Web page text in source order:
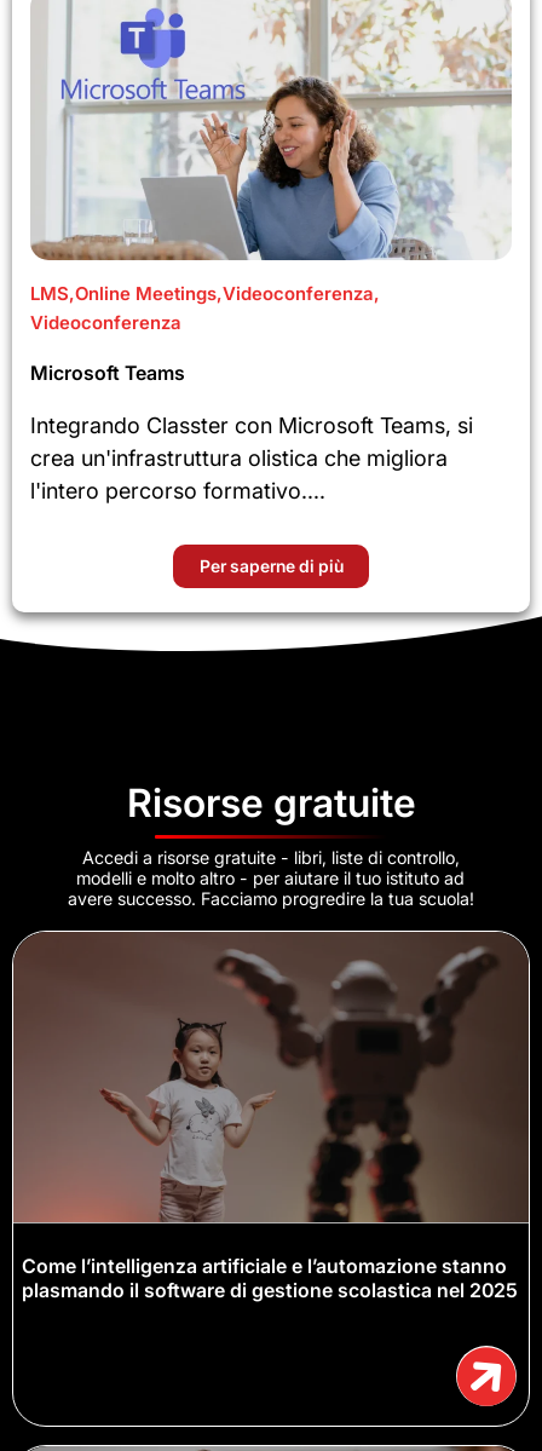
LMS,Online Meetings,Videoconferenza,
Videoconferenza
Microsoft Teams
Integrando Classter con Microsoft Teams, si
crea un'infrastruttura olistica che migliora
l'intero percorso formativo....
Per saperne di più
Risorse gratuite
Accedi a risorse gratuite - libri, liste di controllo,
modelli e molto altro - per aiutare il tuo istituto ad
avere successo. Facciamo progredire la tua scuola!
Come l’intelligenza artificiale e l’automazione stanno
plasmando il software di gestione scolastica nel 2025